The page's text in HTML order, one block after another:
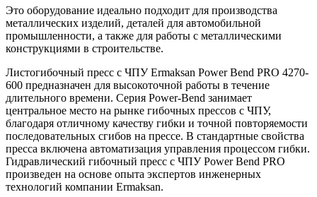
Это оборудование идеально подходит для производства
металлических изделий, деталей для автомобильной
промышленности, а также для работы с металлическими
конструкциями в строительстве.
Листогибочный пресс с ЧПУ Ermaksan Power Bend PRO 4270-
600 предназначен для высокоточной работы в течение
длительного времени. Серия Power-Bend занимает
центральное место на рынке гибочных прессов с ЧПУ,
благодаря отличному качеству гибки и точной повторяемости
последовательных сгибов на прессе. В стандартные свойства
пресса включена автоматизация управления процессом гибки.
Гидравлический гибочный пресс с ЧПУ Power Bend PRO
произведен на основе опыта экспертов инженерных
технологий компании Ermaksan.